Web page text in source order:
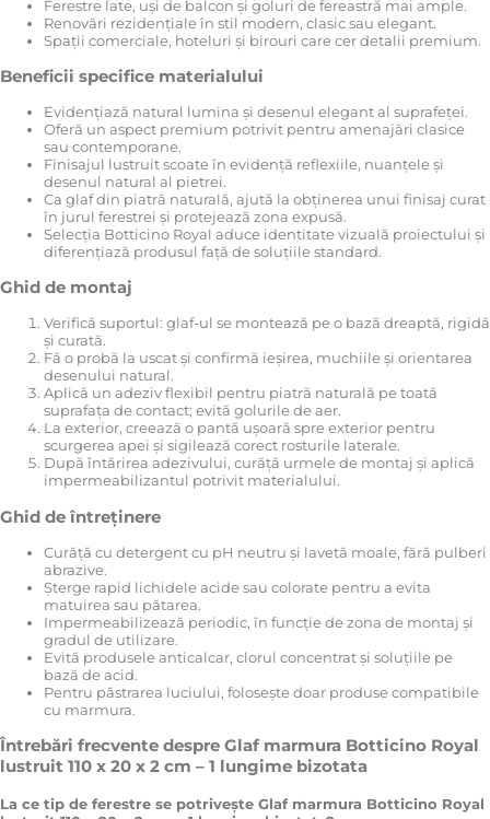
Ferestre late, uși de balcon și goluri de fereastră mai ample.
Renovări rezidențiale în stil modern, clasic sau elegant.
Spații comerciale, hoteluri și birouri care cer detalii premium.
Beneficii specifice materialului
Evidențiază natural lumina și desenul elegant al suprafeței.
Oferă un aspect premium potrivit pentru amenajări clasice
sau contemporane.
Finisajul lustruit scoate în evidență reflexiile, nuanțele și
desenul natural al pietrei.
Ca glaf din piatră naturală, ajută la obținerea unui finisaj curat
în jurul ferestrei și protejează zona expusă.
Selecția Botticino Royal aduce identitate vizuală proiectului și
diferențiază produsul față de soluțiile standard.
Ghid de montaj
Verifică suportul: glaf-ul se montează pe o bază dreaptă, rigidă
și curată.
Fă o probă la uscat și confirmă ieșirea, muchiile și orientarea
desenului natural.
Aplică un adeziv flexibil pentru piatră naturală pe toată
suprafața de contact; evită golurile de aer.
La exterior, creează o pantă ușoară spre exterior pentru
scurgerea apei și sigilează corect rosturile laterale.
După întărirea adezivului, curăță urmele de montaj și aplică
impermeabilizantul potrivit materialului.
Ghid de întreținere
Curăță cu detergent cu pH neutru și lavetă moale, fără pulberi
abrazive.
Șterge rapid lichidele acide sau colorate pentru a evita
matuirea sau pătarea.
Impermeabilizează periodic, în funcție de zona de montaj și
gradul de utilizare.
Evită produsele anticalcar, clorul concentrat și soluțiile pe
bază de acid.
Pentru păstrarea luciului, folosește doar produse compatibile
cu marmura.
Întrebări frecvente despre Glaf marmura Botticino Royal
lustruit 110 x 20 x 2 cm – 1 lungime bizotata
La ce tip de ferestre se potrivește Glaf marmura Botticino Royal